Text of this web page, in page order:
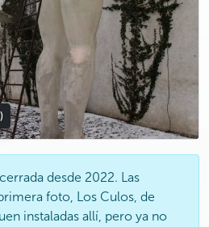
desde 2022. Las
foto, Los Culos, de
instaladas allí, pero ya no